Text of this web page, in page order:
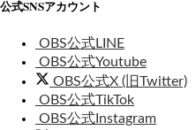
公式SNSアカウント
OBS公式LINE
OBS公式Youtube
OBS公式X (旧Twitter)
OBS公式TikTok
OBS公式Instagram